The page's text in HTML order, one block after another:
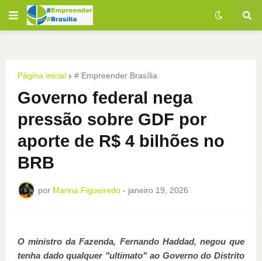
Página inicial # Empreender Brasília
Governo federal nega
pressão sobre GDF por
aporte de R$ 4 bilhões no
BRB
por Marina Figueiredo - janeiro 19, 2026
O ministro da Fazenda, Fernando Haddad, negou que
tenha dado qualquer "ultimato" ao Governo do Distrito